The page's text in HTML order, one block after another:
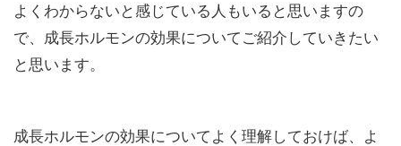
よくわからないと感じている人もいると思いますの
で、成長ホルモンの効果についてご紹介していきたい
と思います。
成長ホルモンの効果についてよく理解しておけば、よ